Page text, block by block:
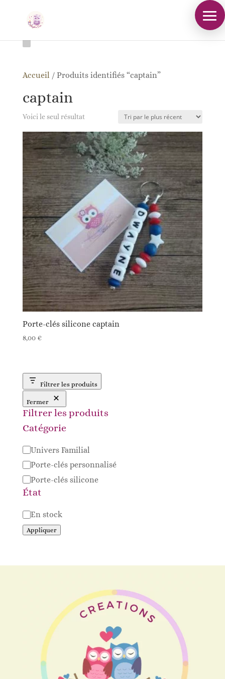
Accueil / Produits identifiés “captain”
captain
Voici le seul résultat
Porte-clés silicone captain
8,00 €
Filtrer les produits
Fermer
Filtrer les produits
Catégorie
Catégorie
Univers Familial
Porte-clés personnalisé
Porte-clés silicone
État
Disponibilité
En stock
Appliquer